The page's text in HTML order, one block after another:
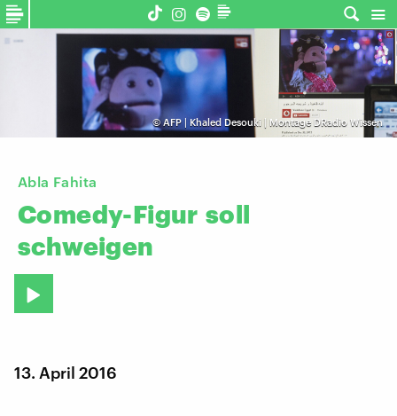
©AFP | Khaled Desouki | Montage DRadio Wissen
Abla Fahita
Comedy-Figur soll
schweigen
13. April 2016